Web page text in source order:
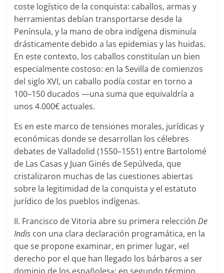
coste logístico de la conquista: caballos, armas y
herramientas debían transportarse desde la
Península, y la mano de obra indígena disminuía
drásticamente debido a las epidemias y las huidas.
En este contexto, los caballos constituían un bien
especialmente costoso: en la Sevilla de comienzos
del siglo XVI, un caballo podía costar en torno a
100–150 ducados —una suma que equivaldría a
unos 4.000€ actuales.
Es en este marco de tensiones morales, jurídicas y
económicas donde se desarrollan los célebres
debates de Valladolid (1550–1551) entre Bartolomé
de Las Casas y Juan Ginés de Sepúlveda, que
cristalizaron muchas de las cuestiones abiertas
sobre la legitimidad de la conquista y el estatuto
jurídico de los pueblos indígenas.
II. Francisco de Vitoria abre su primera relecciónDe
Indis con una clara declaración programática, en la
que se propone examinar, en primer lugar, «el
derecho por el que han llegado los bárbaros a ser